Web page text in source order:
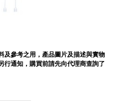
及參考之用，產品圖片及描述與實物
行通知，購買前請先向代理商查詢了